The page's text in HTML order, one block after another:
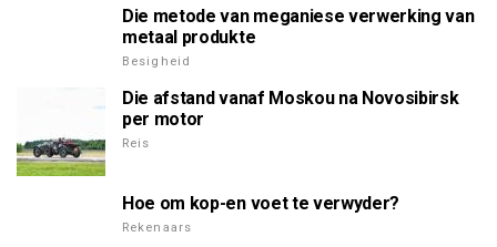
Die metode van meganiese verwerking van
metaal produkte
Besigheid
Die afstand vanaf Moskou na Novosibirsk
per motor
Reis
Hoe om kop-en voet te verwyder?
Rekenaars